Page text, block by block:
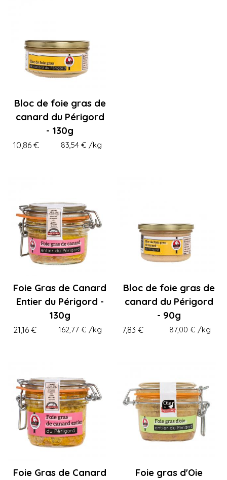
Bloc de foie gras de
canard du Périgord
- 130g
10,86 € 83,54 € /kg
Foie Gras de Canard
Entier du Périgord -
130g
21,16 € 162,77 € /kg
Bloc de foie gras de
canard du Périgord
- 90g
7,83 € 87,00 € /kg
Foie Gras de Canard
Foie gras d'Oie